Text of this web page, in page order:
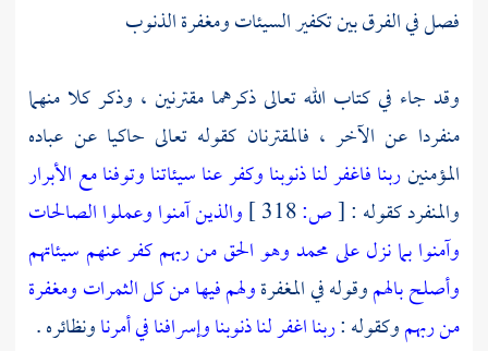
فصل في الفرق بين تكفير السيئات ومغفرة الذنوب
وقد جاء في كتاب الله تعالى ذكرهما مقترنين ، وذكر كلا منهما
منفردا عن الآخر ، فالمقترنان كقوله تعالى حاكيا عن عباده
المؤمنينربنا فاغفر لنا ذنوبنا وكفر عنا سيئاتنا وتوفنا مع الأبرار
والمنفرد كقوله :[ص:
والذين آمنوا وعملوا الصالحات
وآمنوا بما نزل على محمد وهو الحق من ربهم كفر عنهم سيئاتهم
وأصلح بالهموقوله في المغفرةولهم فيها من كل الثمرات ومغفرة
من ربهموكقوله :ربنا اغفر لنا ذنوبنا وإسرافنا في أمرناونظائره .